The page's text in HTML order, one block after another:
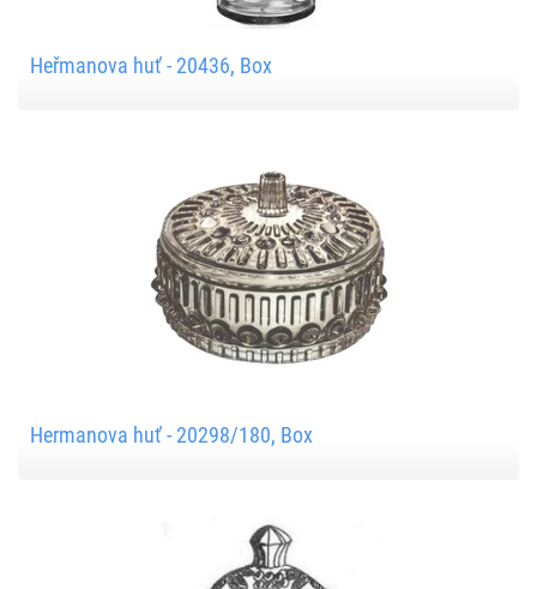
Heřmanova huť - 20436, Box
Hermanova huť - 20298/180, Box